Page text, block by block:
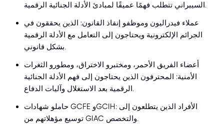
السيبراني تتطلب فهمًا عميقًا لمبادئ الأدلة الجنائية الرقمية.
عملاء فيدراليون وموظفو إنفاذ القانون: الذين يحققون في
الجرائم الإلكترونية ويحتاجون إلى التعامل مع الأدلة الرقمية
بشكل قانوني.
أعضاء الفريق الأحمر، ومختبرو الاختراق، ومطورو الثغرات
الأمنية: المحترفون الذين يحتاجون إلى فهم الأدلة الجنائية
الرقمية بعد الاستغلال وآليات الدفاع.
حاملو شهادات GCFE وGCIH: الأفراد الذين يتطلعون إلى
توسيع مؤهلاتهم من GIAC والتخصص.